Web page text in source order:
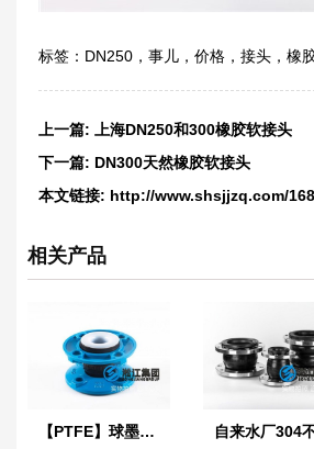
标签： DN250 ， 事儿 ， 价格 ， 接头 ， 橡
上一篇:
上海DN250和300橡胶软接头
下一篇: DN300天然橡胶软接头
本文链接: http://www.shsjjzq.com/
相关产品
【PTFE】球墨法兰四氟橡胶接头“适用于航空煤油”